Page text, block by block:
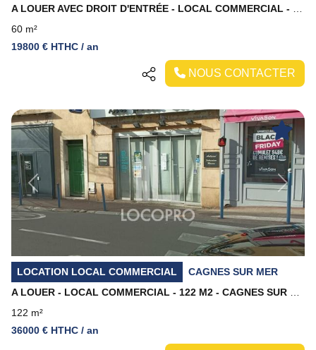
60 m²
19800 € HTHC / an
NOUS CONTACTER
Previous Next
LOCATION LOCAL COMMERCIAL
CAGNES SUR MER
122 m²
36000 € HTHC / an